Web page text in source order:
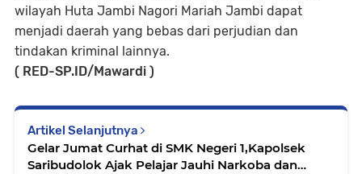
wilayah Huta Jambi Nagori Mariah Jambi dapat
menjadi daerah yang bebas dari perjudian dan
tindakan kriminal lainnya.
( RED-SP.ID/Mawardi )
Artikel Selanjutnya
Gelar Jumat Curhat di SMK Negeri 1,Kapolsek
Saribudolok Ajak Pelajar Jauhi Narkoba dan